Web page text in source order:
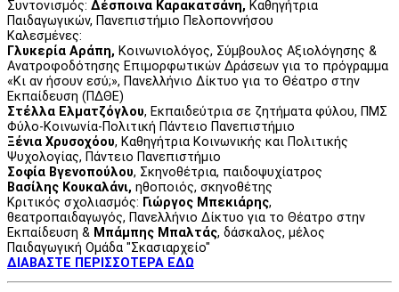
Συντονισμός: Δέσποινα Καρακατσάνη, Καθηγήτρια
Παιδαγωγικών, Πανεπιστήμιο Πελοποννήσου
Καλεσμένες:
Γλυκερία Αράπη, Κοινωνιολόγος, Σύμβουλος Αξιολόγησης &
Ανατροφοδότησης Επιμορφωτικών Δράσεων για το πρόγραμμα
«Κι αν ήσουν εσύ;», Πανελλήνιο Δίκτυο για το Θέατρο στην
Εκπαίδευση (ΠΔΘΕ)
Στέλλα Ελματζόγλου, Εκπαιδεύτρια σε ζητήματα φύλου, ΠΜΣ
Φύλο-Κοινωνία-Πολιτική Πάντειο Πανεπιστήμιο
Ξένια Χρυσοχόου, Καθηγήτρια Κοινωνικής και Πολιτικής
Ψυχολογίας, Πάντειο Πανεπιστήμιο
Σοφία Βγενοπούλου, Σκηνοθέτρια, παιδοψυχίατρος
Βασίλης Κουκαλάνι, ηθοποιός, σκηνοθέτης
Κριτικός σχολιασμός: Γιώργος Μπεκιάρης,
θεατροπαιδαγωγός, Πανελλήνιο Δίκτυο για το Θέατρο στην
Εκπαίδευση & Μπάμπης Μπαλτάς, δάσκαλος, μέλος
Παιδαγωγική Ομάδα "Σκασιαρχείο"
ΔΙΑΒΑΣΤΕ ΠΕΡΙΣΣΟΤΕΡΑ ΕΔΩ